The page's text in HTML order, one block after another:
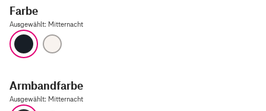
Farbe
Ausgewählt: Mitternacht
Mitternacht
Armbandfarbe
Ausgewählt: Mitternacht